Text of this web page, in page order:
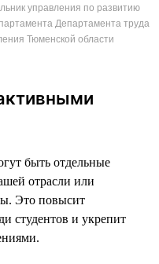
управления по развитию
Департамента труда
Тюменской области
быть отдельные
отрасли или
Это повысит
студентов и укрепит